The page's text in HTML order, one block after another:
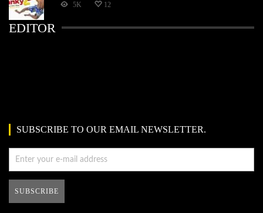
5K 12
EDITOR
SUBSCRIBE TO OUR EMAIL NEWSLETTER.